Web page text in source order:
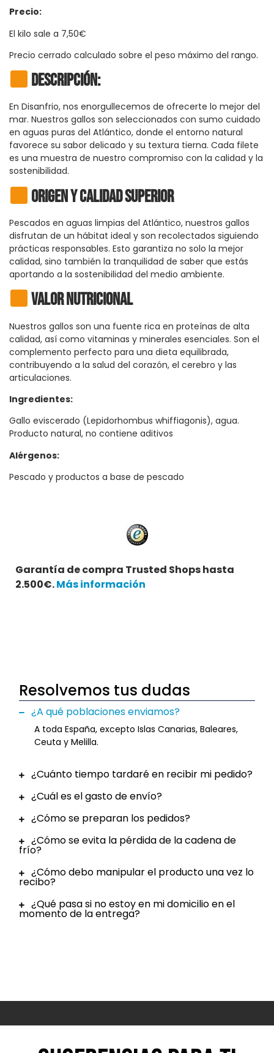
Precio:
El kilo sale a 7,50€
Precio cerrado calculado sobre el peso máximo del rango.
Descripción:
En Disanfrio, nos enorgullecemos de ofrecerte lo mejor del
mar. Nuestros gallos son seleccionados con sumo cuidado
en aguas puras del Atlántico, donde el entorno natural
favorece su sabor delicado y su textura tierna. Cada filete
es una muestra de nuestro compromiso con la calidad y la
sostenibilidad.
Origen y Calidad Superior
Pescados en aguas limpias del Atlántico, nuestros gallos
disfrutan de un hábitat ideal y son recolectados siguiendo
prácticas responsables. Esto garantiza no solo la mejor
calidad, sino también la tranquilidad de saber que estás
aportando a la sostenibilidad del medio ambiente.
Valor Nutricional
Nuestros gallos son una fuente rica en proteínas de alta
calidad, así como vitaminas y minerales esenciales. Son el
complemento perfecto para una dieta equilibrada,
contribuyendo a la salud del corazón, el cerebro y las
articulaciones.
Ingredientes:
Gallo eviscerado (Lepidorhombus whiffiagonis), agua.
Producto natural, no contiene aditivos
Alérgenos:
Pescado y productos a base de pescado
Garantía de compra Trusted Shops hasta
2.500€.Más información
Resolvemos tus dudas
¿A qué poblaciones enviamos?
A toda España, excepto Islas Canarias, Baleares,
Ceuta y Melilla.
¿Cuánto tiempo tardaré en recibir mi pedido?
¿Cuál es el gasto de envío?
¿Cómo se preparan los pedidos?
¿Cómo se evita la pérdida de la cadena de
frío?
¿Cómo debo manipular el producto una vez lo
recibo?
¿Qué pasa si no estoy en mi domicilio en el
momento de la entrega?